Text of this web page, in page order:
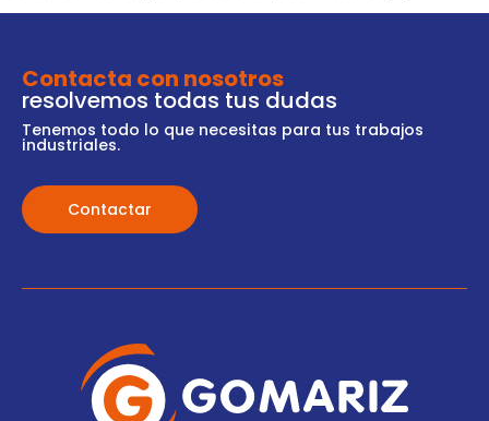
Contacta con nosotros
resolvemos todas tus dudas
Tenemos todo lo que necesitas para tus trabajos
industriales.
Contactar